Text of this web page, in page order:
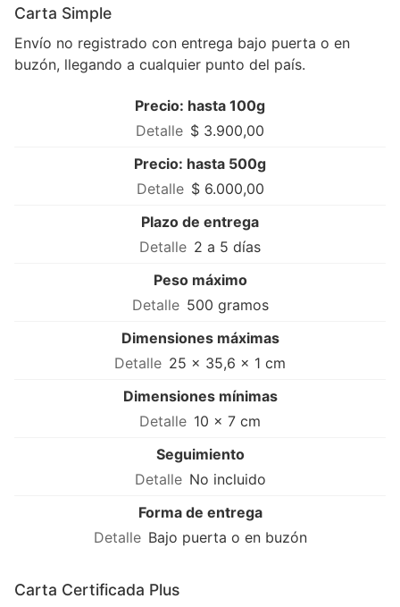
Carta Simple
Envío no registrado con entrega bajo puerta o en
buzón, llegando a cualquier punto del país.
Precio: hasta 100g
$ 3.900,00
Precio: hasta 500g
$ 6.000,00
Plazo de entrega
2 a 5 días
Peso máximo
500 gramos
Dimensiones máximas
25 × 35,6 × 1 cm
Dimensiones mínimas
10 × 7 cm
Seguimiento
No incluido
Forma de entrega
Bajo puerta o en buzón
Carta Certificada Plus